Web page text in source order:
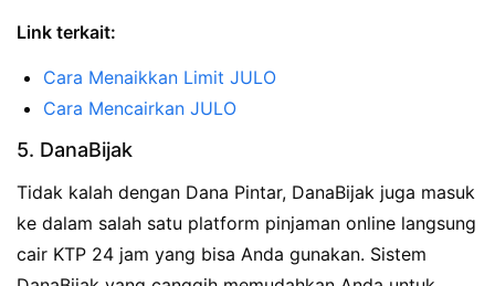
Link terkait:
Cara Menaikkan Limit JULO
Cara Mencairkan JULO
5. DanaBijak
Tidak kalah dengan Dana Pintar, DanaBijak juga masuk
ke dalam salah satu platform pinjaman online langsung
cair KTP 24 jam yang bisa Anda gunakan. Sistem